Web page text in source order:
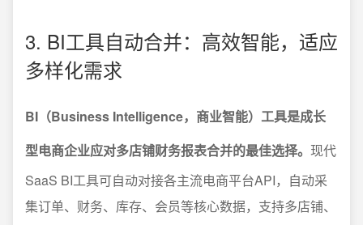
3. BI工具自动合并：高效智能，适应
多样化需求
BI（Business Intelligence，商业智能）工具是成长
型电商企业应对多店铺财务报表合并的最佳选择。 现代
SaaS BI工具可自动对接各主流电商平台API，自动采
集订单、财务、库存、会员等核心数据，支持多店铺、